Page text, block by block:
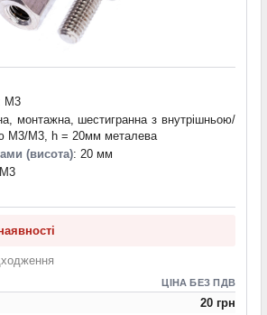
M3
монтажна, шестигранна з внутрішньою/
М3/М3, h = 20мм металева
(висота): 20 мм
ЦІНА БЕЗ ПДВ
20 грн